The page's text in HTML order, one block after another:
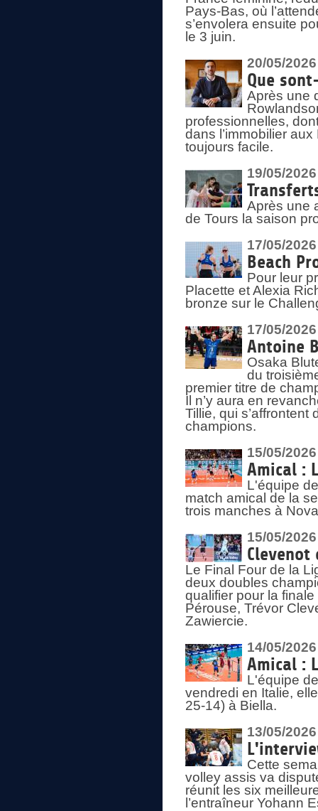
Pays-Bas, où
s’envolera ensuite
le 3 juin.
20/05/2026
Que
Après une
professionnelles,
dans l’immobilier
toujours facile.
19/05/2026
Après une
de Tours la saison
17/05/2026
Beach
Pour leur
Placette et Alexia
bronze sur le
17/05/2026
Antoine
Osaka
du
premier titre de
Il n’y aura en
Tillie, qui
champions.
15/05/2026
Amical :
L'équipe
match amical de la
trois manches à
15/05/2026
Le Final Four de la
deux doubles
qualifier pour la
Pérouse, Trévor
Zawiercie.
14/05/2026
Amical :
L'équipe
vendredi en Italie,
25-14) à Biella.
13/05/2026
Cette
volley assis va
réunit les six
l’entraîneur Yohann